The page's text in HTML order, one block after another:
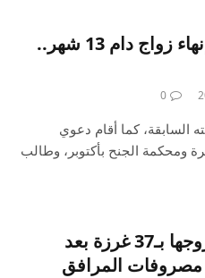
19 غرزة للزوج يتسببوا بإنهاء زواج دام 13 شهر..
0
كما أقام دعوي
ومحكمة الجنح بأكتوبر، وطالب
زوجة تتسبب فى إصابة زوجها بـ37 غرزة بعد
مصروفات المرافق